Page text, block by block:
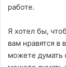
работе.
Я хотел бы,
вам нравятся в
можете думать